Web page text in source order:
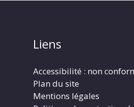
Liens
Accessibilité : non
Plan du site
Mentions légales